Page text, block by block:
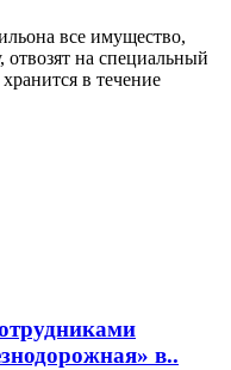
все имущество,
отвозят на специальный
в течение
в..